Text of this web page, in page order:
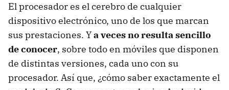
El procesador es el cerebro de cualquier
dispositivo electrónico, uno de los que marcan
sus prestaciones. Ya veces no resulta sencillo
de conocer, sobre todo en móviles que disponen
de distintas versiones, cada uno con su
procesador. Así que, ¿cómo saber exactamente el